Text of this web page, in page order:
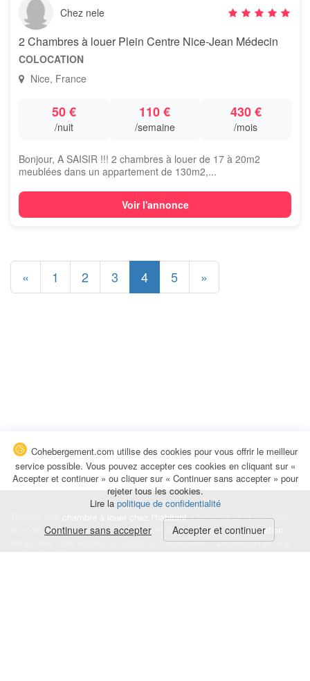
Chez nele
2 Chambres à louer Plein Centre Nice-Jean Médecin
COLOCATION
Nice, France
50 €
/nuit
110 €
/semaine
430 €
/mois
Bonjour, A SAISIR !!! 2 chambres à louer de 17 à 20m2
meublées dans un appartement de 130m2,...
Voir l'annonce
« 1 2 3 4 5 »
chambre à louer chez l'habitantà la nuitée, à la semaine,
au mois ou à l'année pour de courts et longs séjours, unecolocation
temporaire : des études, un stage, un déplacement professionnel, une
Cohebergement.com utilise des cookies pour vous offrir le meilleur
service possible. Vous pouvez accepter ces cookies en cliquant sur «
Accepter et continuer » ou cliquer sur « Continuer sans accepter » pour
rejeter tous les cookies.
Lire la politique de confidentialité
Continuer sans accepter Accepter et continuer